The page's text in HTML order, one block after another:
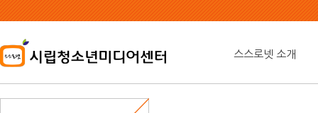
본
문
용
바
가
기
스스로넷 소개